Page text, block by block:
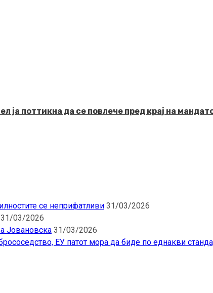
поттикна да се повлече пред крај на
се неприфатливи 31/03/2026
31/03/2026
Јовановска 31/03/2026
ЕУ патот мора да биде по еднакви